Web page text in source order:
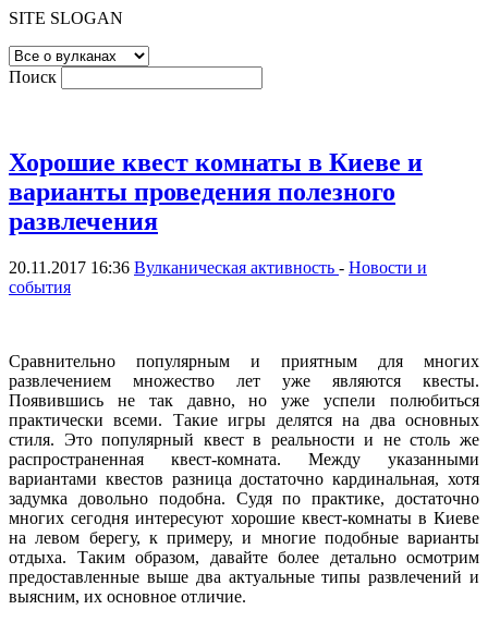
SITE SLOGAN
Поиск
Хорошие квест комнаты в Киеве и
варианты проведения полезного
развлечения
20.11.2017 16:36 Вулканическая активность - Новости и
события
Сравнительно популярным и приятным для многих
развлечением множество лет уже являются квесты.
Появившись не так давно, но уже успели полюбиться
практически всеми. Такие игры делятся на два основных
стиля. Это популярный квест в реальности и не столь же
распространенная квест-комната. Между указанными
вариантами квестов разница достаточно кардинальная, хотя
задумка довольно подобна. Судя по практике, достаточно
многих сегодня интересуют хорошие квест-комнаты в Киеве
на левом берегу, к примеру, и многие подобные варианты
отдыха. Таким образом, давайте более детально осмотрим
предоставленные выше два актуальные типы развлечений и
выясним, их основное отличие.